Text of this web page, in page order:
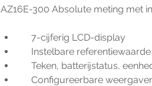
AZ16E-300 Absolute meting met
     7-cijferig LCD-display
     Instelbare referentiewaarde
Teken, batterijstatus,
Configureerbare